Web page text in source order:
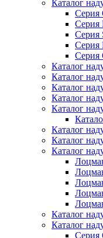
Каталог
Серия
Серия
Серия
Серия
Каталог
Каталог
Каталог
Каталог
Каталог
Каталог
Каталог
Каталог
Каталог
Каталог
Серия